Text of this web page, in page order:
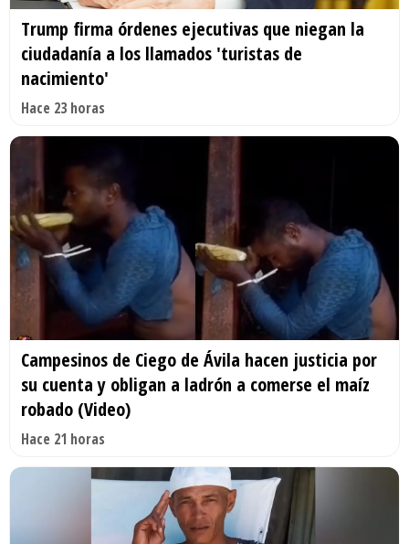
Trump firma órdenes ejecutivas que niegan la
ciudadanía a los llamados 'turistas de
nacimiento'
Hace 23 horas
Campesinos de Ciego de Ávila hacen justicia por
su cuenta y obligan a ladrón a comerse el maíz
robado (Video)
Hace 21 horas